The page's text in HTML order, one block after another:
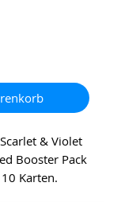
& Violet
Booster Pack
Karten.